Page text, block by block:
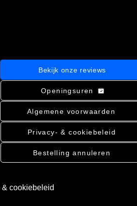
Bekijk onze reviews
Openingsuren
Algemene voorwaarden
Privacy- & cookiebeleid
Bestelling annuleren
& cookiebeleid